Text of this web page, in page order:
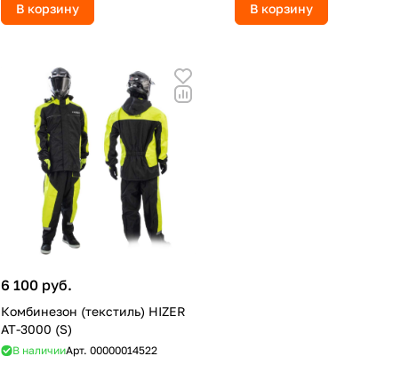
В корзину В корзину
6 100 руб.
Комбинезон (текстиль) HIZER
AT-3000 (S)
В наличииАрт. 00000014522